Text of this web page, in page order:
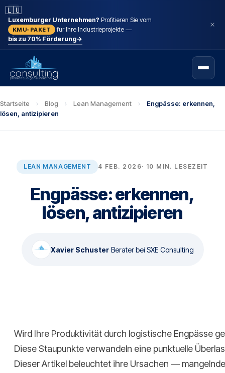
🇱🇺
Luxemburger Unternehmen? Profitieren Sie vom
KMU-PAKET
für Ihre Industrieprojekte —
bis zu 70% Förderung→
Startseite › Blog › Lean Management ›
Engpässe: erkennen,
lösen, antizipieren
LEAN MANAGEMENT 4 FEB. 2026· 10 MIN. LESEZEIT
Engpässe: erkennen,
lösen, antizipieren
Xavier Schuster· Berater bei SXE Consulting
Wird Ihre Produktivität durch logistische Engpässe
Diese Staupunkte verwandeln eine punktuelle
Dieser Artikel beleuchtet ihre Ursachen —